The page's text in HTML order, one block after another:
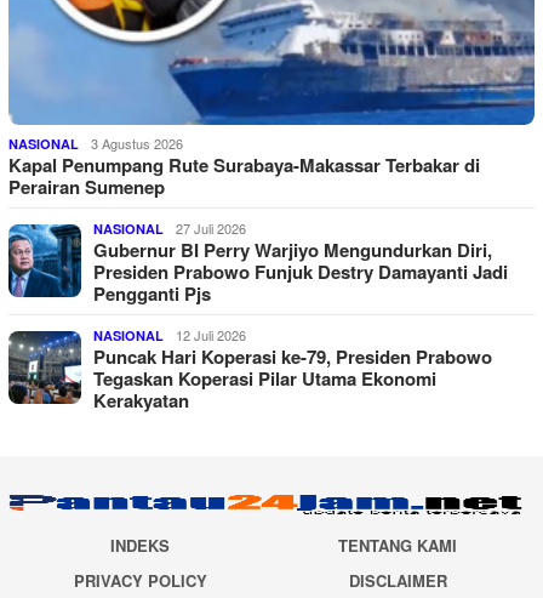
NASIONAL 3 Agustus 2026
Kapal Penumpang Rute Surabaya-Makassar Terbakar di
Perairan Sumenep
NASIONAL 27 Juli 2026
Gubernur BI Perry Warjiyo Mengundurkan Diri,
Presiden Prabowo Funjuk Destry Damayanti Jadi
Pengganti Pjs
NASIONAL 12 Juli 2026
Puncak Hari Koperasi ke-79, Presiden Prabowo
Tegaskan Koperasi Pilar Utama Ekonomi
Kerakyatan
INDEKS
TENTANG KAMI
PRIVACY POLICY
DISCLAIMER